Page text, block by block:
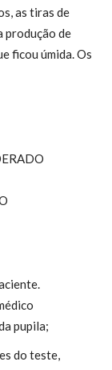
as tiras de
produção de
ficou úmida. Os
pupila;
do teste,